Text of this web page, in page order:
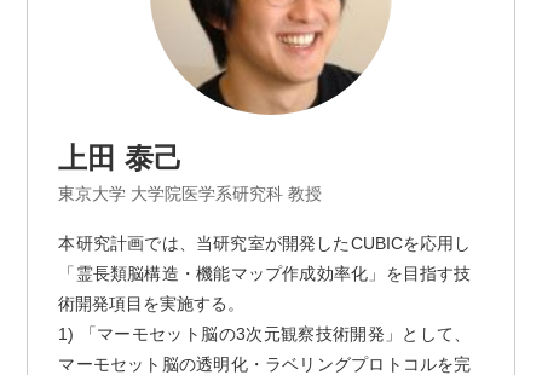
上田 泰己
東京大学 大学院医学系研究科 教授
本研究計画では、当研究室が開発したCUBICを応用し
「霊長類脳構造・機能マップ作成効率化」を目指す技
術開発項目を実施する。
1) 「マーモセット脳の3次元観察技術開発」として、
マーモセット脳の透明化・ラベリングプロトコルを完